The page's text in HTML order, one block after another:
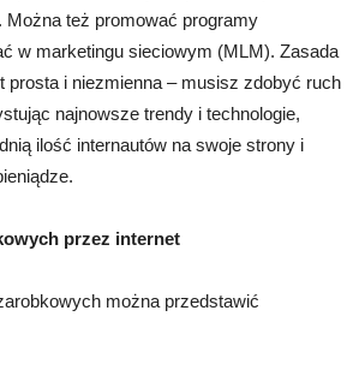
Można też promować programy
w marketingu sieciowym (MLM). Zasada
prosta i niezmienna – musisz zdobyć ruch
najnowsze trendy i technologie,
ilość internautów na swoje strony i
przez internet
można przedstawić